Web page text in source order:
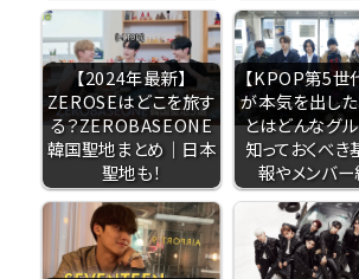
【2024年最新】
ZEROSEはどこを旅す
る？ZEROBASEONE
韓国聖地まとめ｜日本
聖地も！
【KPOP第5世
が本気を出し
とはどんなグ
知っておくべ
報やメンバ